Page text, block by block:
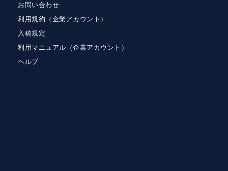
お問い合わせ
利用規約（企業アカウント）
入稿規定
利用マニュアル（企業アカウント）
ヘルプ